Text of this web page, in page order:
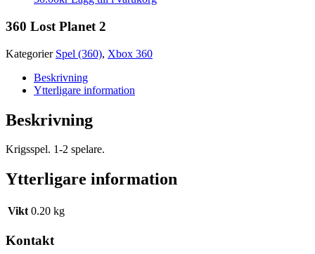
360 Lost Planet 2
Kategorier Spel (360), Xbox 360
Beskrivning
Ytterligare information
Beskrivning
Krigsspel. 1-2 spelare.
Ytterligare information
Vikt 0.20 kg
Kontakt